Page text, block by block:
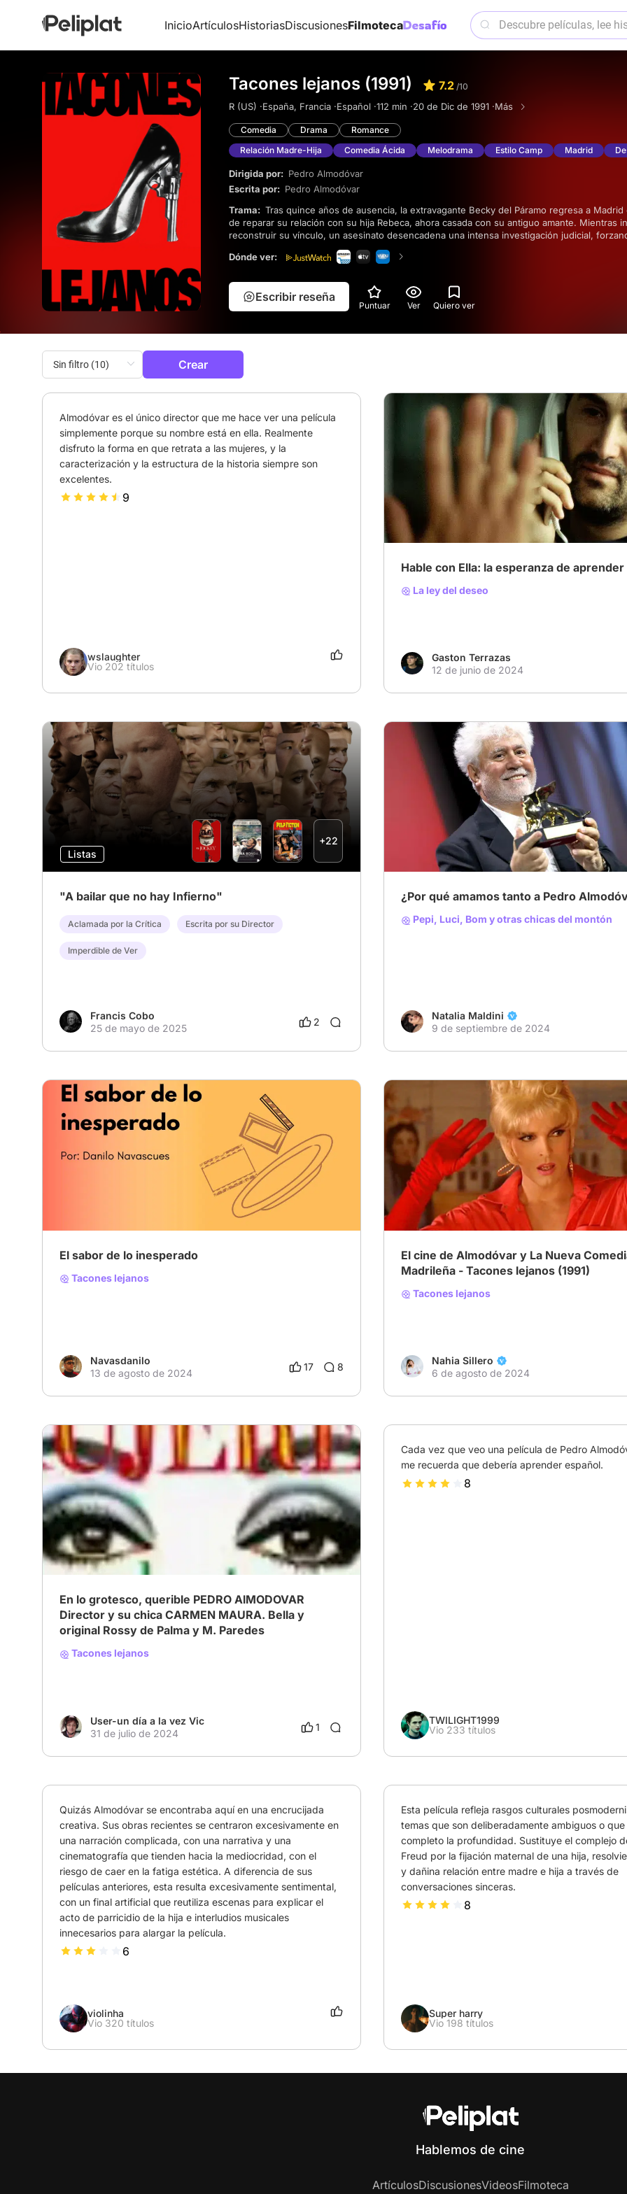
InicioArtículosHistoriasDiscusionesFilmoteca
Tacones lejanos (1991) 7.2 /10
R (US) ·España, Francia ·Español ·112 min ·20 de Dic de 1991 ·Más
Comedia Drama
Romance
Relación Madre-Hija
Comedia Ácida Melodrama Estilo Camp Madrid
Dirigida por: Pedro Almodóvar
Escrita por: Pedro Almodóvar
Trama:
de reparar su relación con su hija Rebeca, ahora casada con su antiguo amante. Mientras
reconstruir su vínculo, un asesinato desencadena una intensa investigación judicial,
a enfrentarse a su pasado.
Dónde ver:
Escribir reseña
Puntuar Ver Quiero ver
Crear
Almodóvar es el único director que me hace ver una película
simplemente porque su nombre está en ella. Realmente
disfruto la forma en que retrata a las mujeres, y la
caracterización y la estructura de la historia siempre son
excelentes.
9
wslaughter
Vio 202 títulos
# Películas que volverías a ver
# Película muda
# Suspenso
Hable con Ella: la esperanza de aprender
La ley del deseo
Gaston Terrazas
12 de junio de 2024
Listas
+22
"A bailar que no hay Infierno"
Aclamada por la Crítica Escrita por su Director
Imperdible de Ver
Francis Cobo
25 de mayo de 2025
2
# Pedro Almodóvar # Cine español
¿Por qué amamos tanto a Pedro
Pepi, Luci, Bom y otras chicas del montón
Natalia Maldini
9 de septiembre de 2024
# Crimen # Drama
El sabor de lo inesperado
Tacones lejanos
Navasdanilo
13 de agosto de 2024
17 8
# Comedia # Crimen # Drama
El cine de Almodóvar y La Nueva
Madrileña - Tacones lejanos (1991)
Tacones lejanos
Nahia Sillero
6 de agosto de 2024
# Duplas del cine: actor y director # Otros # Erótico
En lo grotesco, querible PEDRO AlMODOVAR
Director y su chica CARMEN MAURA. Bella y
original Rossy de Palma y M. Paredes
Tacones lejanos
User-un día a la vez Vic
31 de julio de 2024
1
Cada vez que veo una película de Pedro
me recuerda que debería aprender español.
8
TWILIGHT1999
Vio 233 títulos
Quizás Almodóvar se encontraba aquí en una encrucijada
creativa. Sus obras recientes se centraron excesivamente en
una narración complicada, con una narrativa y una
cinematografía que tienden hacia la mediocridad, con el
riesgo de caer en la fatiga estética. A diferencia de sus
películas anteriores, esta resulta excesivamente sentimental,
con un final artificial que reutiliza escenas para explicar el
acto de parricidio de la hija e interludios musicales
innecesarios para alargar la película.
6
violinha
Vio 320 títulos
Esta película refleja rasgos culturales
temas que son deliberadamente ambiguos o
completo la profundidad. Sustituye el complejo
Freud por la fijación maternal de una hija,
y dañina relación entre madre e hija a través de
conversaciones sinceras.
8
Super harry
Vio 198 títulos
Hablemos de cine
ArtículosDiscusionesVideosFilmoteca